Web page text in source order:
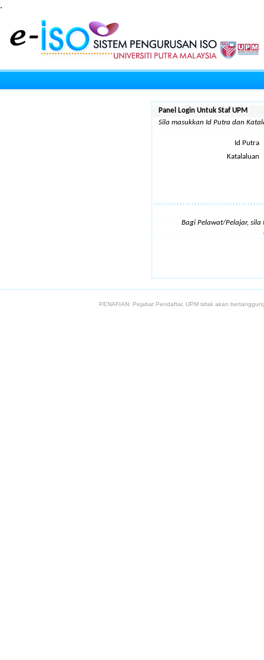
.
Panel Login Untuk Staf UPM
Sila masukkan Id Putra dan
Id Putra
Katalaluan
Bagi Pelawat/Pelajar,
PENAFIAN: Pejabat Pendaftar, UPM tidak akan